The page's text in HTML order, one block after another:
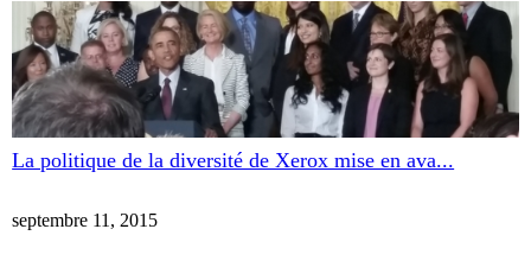
La politique de la diversité de Xerox mise en ava...
septembre 11, 2015